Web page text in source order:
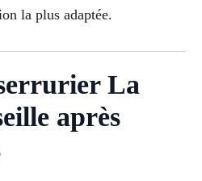
la plus adaptée.
La
après